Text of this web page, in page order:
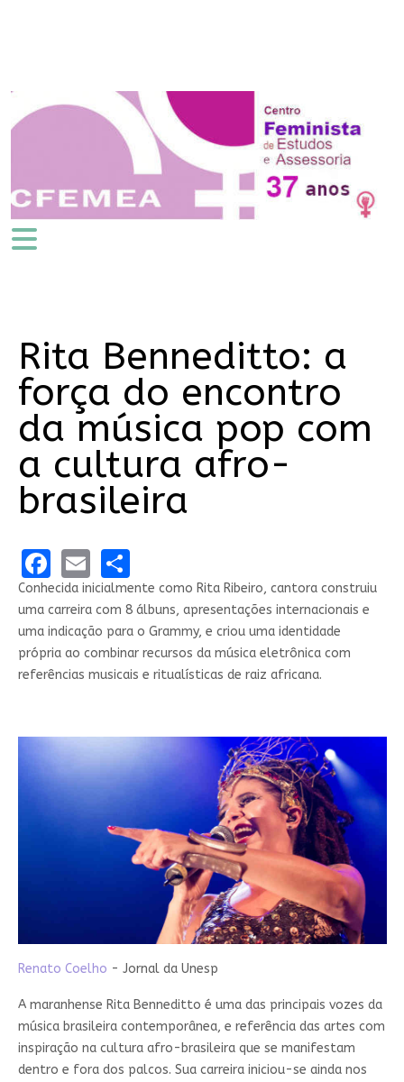
Rita Benneditto: a
força do encontro
da música pop com
a cultura afro-
brasileira
Facebook
EmailShare
Conhecida inicialmente como Rita Ribeiro, cantora construiu
uma carreira com 8 álbuns, apresentações internacionais e
uma indicação para o Grammy, e criou uma identidade
própria ao combinar recursos da música eletrônica com
referências musicais e ritualísticas de raiz africana.
Renato Coelho - Jornal da Unesp
A maranhense Rita Benneditto é uma das principais vozes da
música brasileira contemporânea, e referência das artes com
inspiração na cultura afro-brasileira que se manifestam
dentro e fora dos palcos. Sua carreira iniciou-se ainda nos